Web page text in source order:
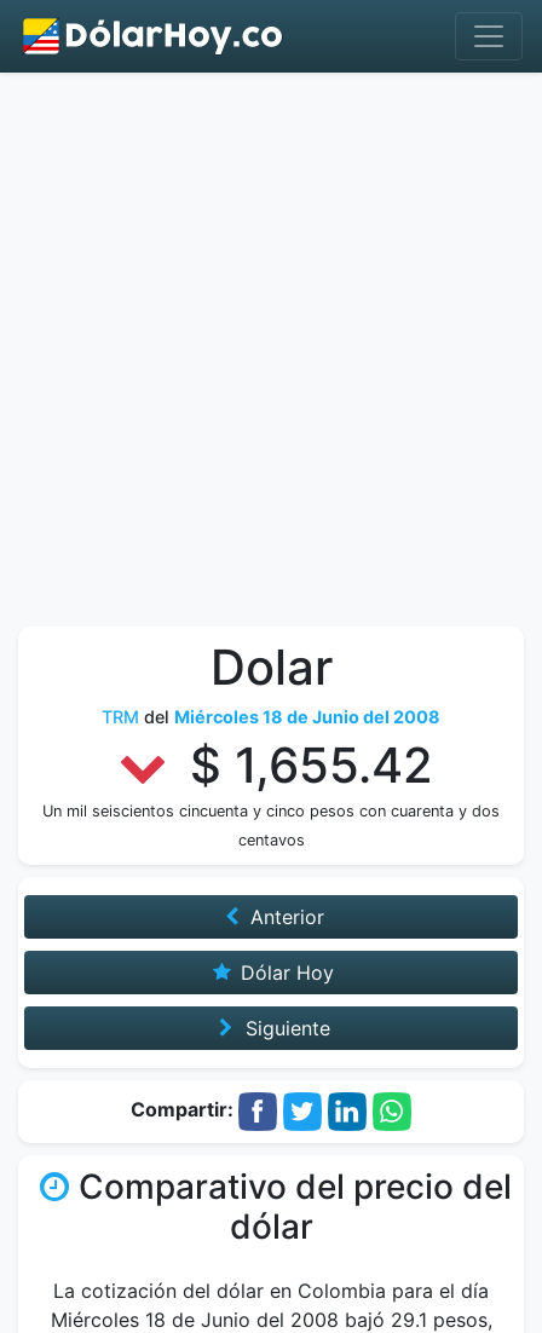
Dolar
TRM del Miércoles 18 de Junio del 2008
$ 1,655.42
Un mil seiscientos cincuenta y cinco pesos con cuarenta y dos
centavos
Anterior
Dólar Hoy
Siguiente
Compartir:
Comparativo del precio del
dólar
La cotización del dólar en Colombia para el día
Miércoles 18 de Junio del 2008 bajó 29.1 pesos,